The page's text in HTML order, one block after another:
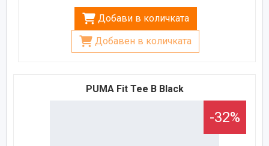
Добави в количката
Добавен в количката
PUMA Fit Tee B Black
-32%